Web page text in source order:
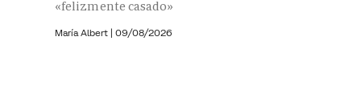
«felizmente casado»
María Albert | 09/08/2026